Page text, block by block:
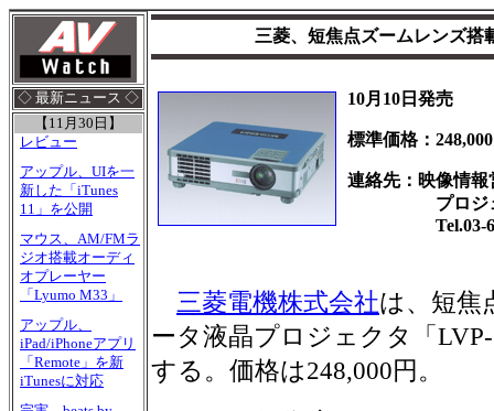
◇ 最新ニュース ◇
【11月30日】
レビュー
アップル、UIを一
新した「iTunes
11」を公開
マウス、AM/FMラ
ジオ搭載オーディ
オプレーヤー
「Lyumo M33」
アップル、
iPad/iPhoneアプリ
「Remote」を新
iTunesに対応
三菱、短焦点ズームレンズ搭
10月10日発売
標準価格：
連絡先：映像情報
プロジェク
Tel.03-
三菱電機株式会社は、短焦
ータ液晶プロジェクタ「
する。価格は248,000円。